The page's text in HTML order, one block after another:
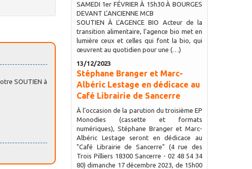
SOUTIEN à
SAMEDI 1er FÉVRIER À 15h30 À BOURGES
DEVANT L’ANCIENNE MCB
SOUTIEN À L’AGENCE BIO Acteur de la
transition alimentaire, l’agence bio met en
lumière ceux et celles qui font la bio, qui
œuvrent au quotidien pour une (…)
13/12/2023
Stéphane Branger et Marc-
Albéric Lestage en dédicace au
Café Librairie de Sancerre
À l’occasion de la parution du troisième EP
Monodies (cassette et formats
numériques), Stéphane Branger et Marc-
Albéric Lestage seront en dédicace au
"Café Librairie de Sancerre" (4 rue des
Trois Pilliers 18300 Sancerre - 02 48 54 34
80) dimanche 17 décembre 2023, de 15h00